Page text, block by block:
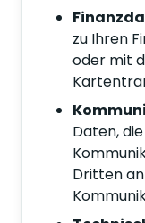
zu Ihren
oder mit
Daten,
Dritten